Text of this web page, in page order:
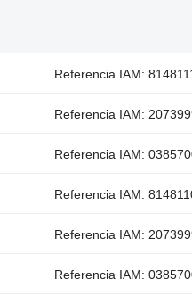
Referencia IAM:
Referencia IAM:
Referencia IAM:
Referencia IAM:
Referencia IAM:
Referencia IAM: